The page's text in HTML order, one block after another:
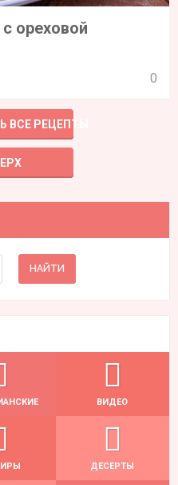
ореховой
0
ВСЕ РЕЦЕПТЫ
ВИДЕО
ДЕСЕРТЫ